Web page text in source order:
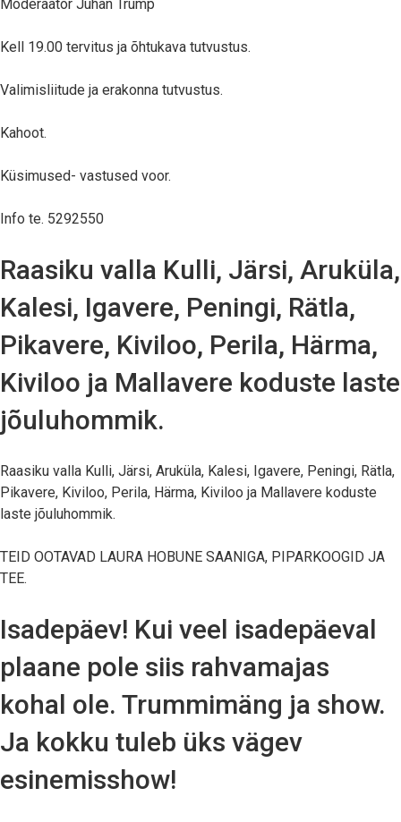
Moderaator Juhan Trump
Kell 19.00 tervitus ja õhtukava tutvustus.
Valimisliitude ja erakonna tutvustus.
Kahoot.
Küsimused- vastused voor.
Info te. 5292550
Raasiku valla Kulli, Järsi, Aruküla,
Kalesi, Igavere, Peningi, Rätla,
Pikavere, Kiviloo, Perila, Härma,
Kiviloo ja Mallavere koduste laste
jõuluhommik.
Raasiku valla Kulli, Järsi, Aruküla, Kalesi, Igavere, Peningi, Rätla,
Pikavere, Kiviloo, Perila, Härma, Kiviloo ja Mallavere koduste
laste jõuluhommik.
TEID OOTAVAD LAURA HOBUNE SAANIGA, PIPARKOOGID JA
TEE.
Isadepäev! Kui veel isadepäeval
plaane pole siis rahvamajas
kohal ole. Trummimäng ja show.
Ja kokku tuleb üks vägev
esinemisshow!